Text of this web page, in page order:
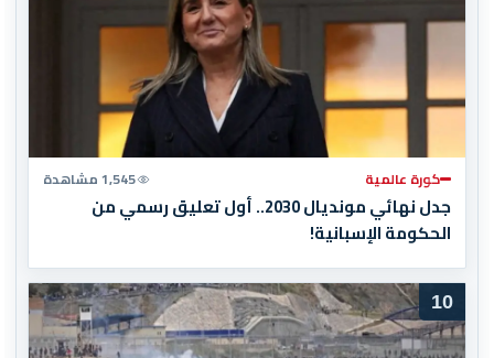
كورة عالمية 1,545 مشاهدة
جدل نهائي مونديال 2030.. أول تعليق رسمي من
الحكومة الإسبانية!
10